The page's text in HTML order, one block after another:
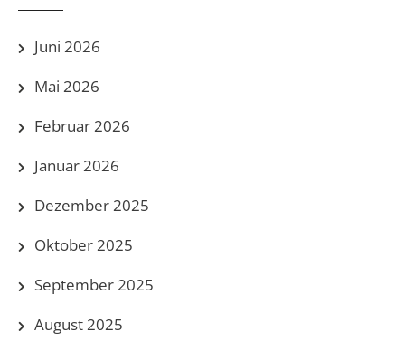
Juni 2026
Mai 2026
Februar 2026
Januar 2026
Dezember 2025
Oktober 2025
September 2025
August 2025